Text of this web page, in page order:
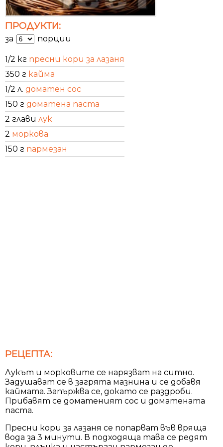
ПРОДУКТИ:
за порции
1/2 кг пресни кори за лазаня
350 г кайма
1/2 л. доматен сос
150 г доматена паста
2 глави лук
2 моркова
150 г пармезан
РЕЦЕПТА:
Лукът и морковите се нарязват на ситно.
Задушават се в загрята мазнина и се добавя
каймата. Запържва се, докато се раздроби.
Прибавят се доматеният сос и доматената
паста.
Пресни кори за лазаня се попарват във вряща
вода за 3 минути. В подходяща тава се редят